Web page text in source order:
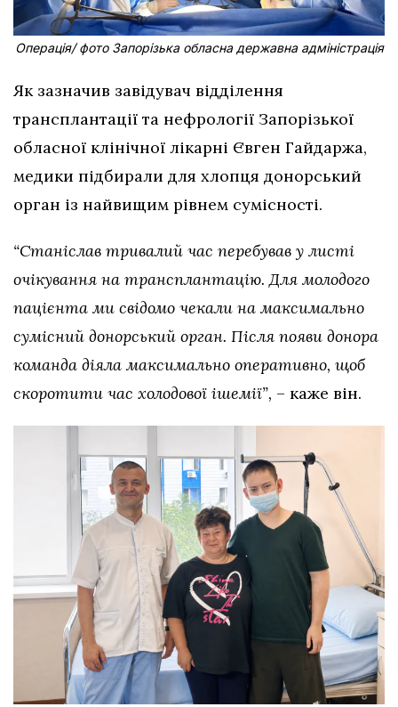
Операція/ фото Запорізька обласна державна адміністрація
Як зазначив завідувач відділення
трансплантації та нефрології Запорізької
обласної клінічної лікарні Євген Гайдаржа,
медики підбирали для хлопця донорський
орган із найвищим рівнем сумісності.
“Станіслав тривалий час перебував у листі
очікування на трансплантацію. Для молодого
пацієнта ми свідомо чекали на максимально
сумісний донорський орган. Після появи донора
команда діяла максимально оперативно, щоб
скоротити час холодової ішемії”, – каже він.